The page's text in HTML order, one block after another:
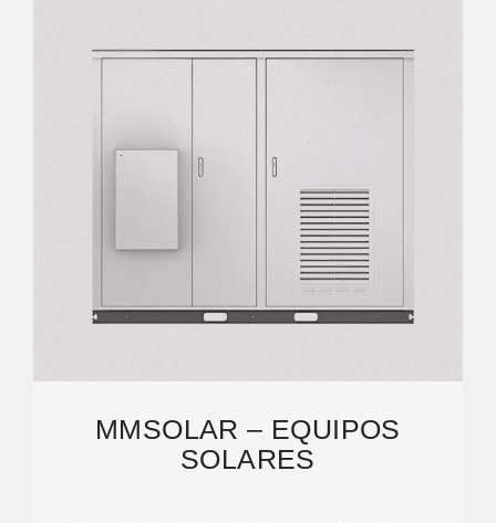
MMSOLAR – EQUIPOS
SOLARES